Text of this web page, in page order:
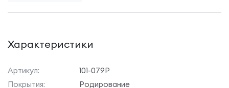
Характеристики
Артикул:
101-079Р
Покрытия:
Родирование